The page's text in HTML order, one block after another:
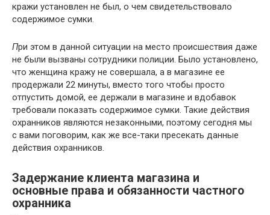
кражи установлен не был, о чем свидетельствовало
содержимое сумки.
При этом в данной ситуации на место происшествия даже
не были вызваны сотрудники полиции. Было установлено,
что женщина кражу не совершала, а в магазине ее
продержали 22 минуты, вместо того чтобы просто
отпустить домой, ее держали в магазине и вдобавок
требовали показать содержимое сумки. Такие действия
охранников являются незаконными, поэтому сегодня мы
с вами поговорим, как же все-таки пресекать данные
действия охранников.
Задержание клиента магазина и
основные права и обязанности частного
охранника